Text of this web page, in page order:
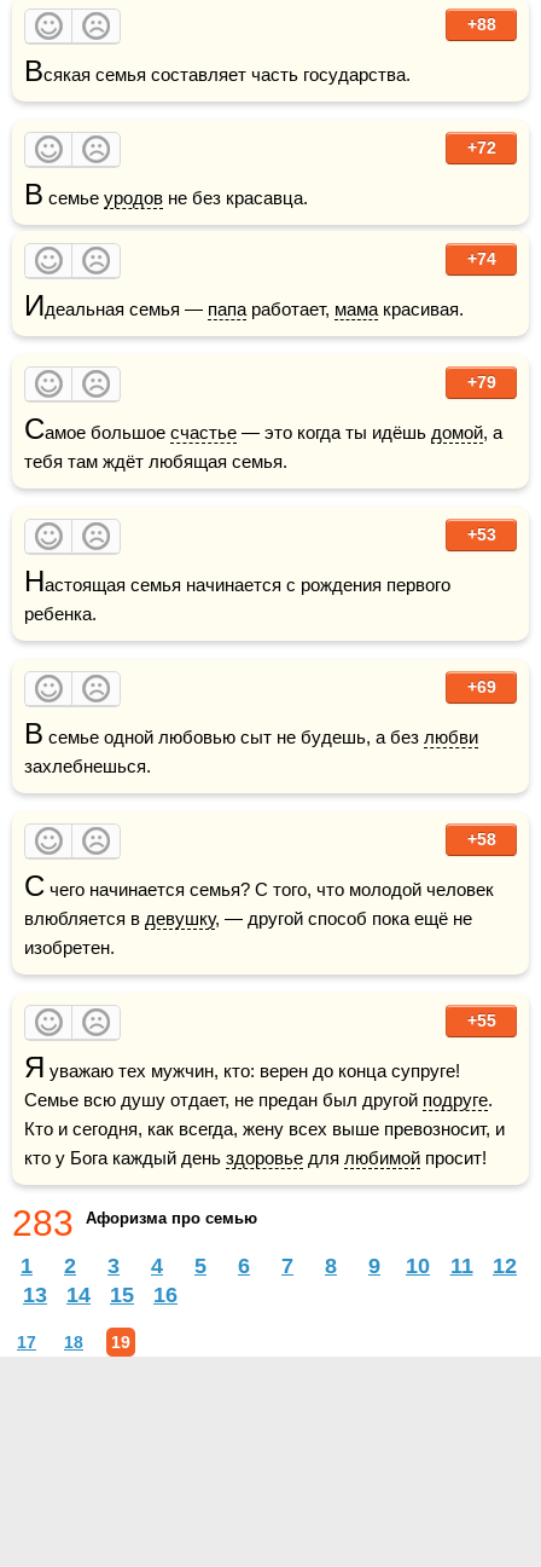
+88
Всякая семья составляет часть государства.
+72
В семье уродов не без красавца.
+74
Идеальная семья — папа работает, мама красивая.
+79
Самое большое счастье — это когда ты идёшь домой, а
тебя там ждёт любящая семья.
+53
Настоящая семья начинается с рождения первого
ребенка.
+69
В семье одной любовью сыт не будешь, а без любви
захлебнешься.
+58
С чего начинается семья? С того, что молодой человек
влюбляется в девушку, — другой способ пока ещё не
изобретен.
+55
Я уважаю тех мужчин, кто: верен до конца супруге!
Семье всю душу отдает, не предан был другой подруге.
Кто и сегодня, как всегда, жену всех выше превозносит, и
кто у Бога каждый день здоровье для любимой просит!
283 Афоризма про семью
1 2 3 4 5 6 7 8 9 10 11
12
13
14 15 16
17 18 19